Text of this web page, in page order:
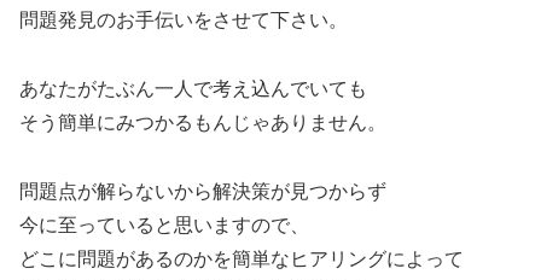
問題発見のお手伝いをさせて下さい。
あなたがたぶん一人で考え込んでいても
そう簡単にみつかるもんじゃありません。
問題点が解らないから解決策が見つからず
今に至っていると思いますので、
どこに問題があるのかを簡単なヒアリングによって